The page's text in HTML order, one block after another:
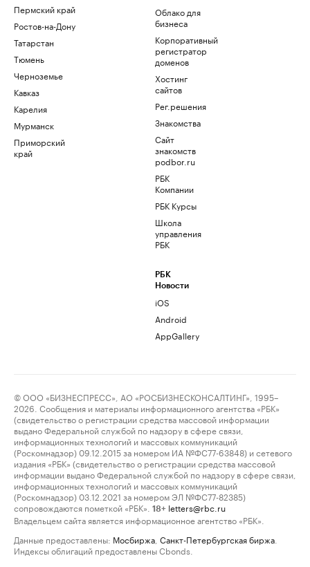
Пермский край
Ростов-на-Дону
Татарстан
Тюмень
Черноземье
Кавказ
Карелия
Мурманск
Приморский
край
Облако для
бизнеса
Корпоративный
регистратор
доменов
Хостинг
сайтов
Рег.решения
Знакомства
Сайт
знакомств
podbor.ru
РБК
Компании
РБК Курсы
Школа
управления
РБК
РБК
Новости
iOS
Android
AppGallery
© ООО «БИЗНЕСПРЕСС», АО «РОСБИЗНЕСКОНСАЛТИНГ», 1995–
2026. Сообщения и материалы информационного агентства «РБК»
(свидетельство о регистрации средства массовой информации
выдано Федеральной службой по надзору в сфере связи,
информационных технологий и массовых коммуникаций
(Роскомнадзор) 09.12.2015 за номером ИА №ФС77-63848) и сетевого
издания «РБК» (свидетельство о регистрации средства массовой
информации выдано Федеральной службой по надзору в сфере связи,
информационных технологий и массовых коммуникаций
(Роскомнадзор) 03.12.2021 за номером ЭЛ №ФС77-82385)
сопровождаются пометкой «РБК».
18+ letters@rbc.ru
Владельцем сайта является информационное агентство «РБК».
Данные предоставлены: Мосбиржа Санкт-Петербургская биржа
Индексы облигаций предоставлены Cbonds.